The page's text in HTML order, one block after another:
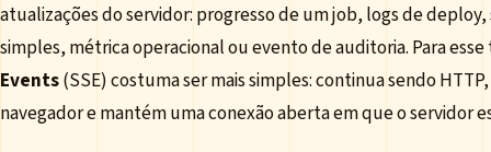
atualizações do servidor: progresso de um job, logs de
simples, métrica operacional ou evento de auditoria. Para
Events(SSE) costuma ser mais simples: continua sendo
navegador e mantém uma conexão aberta em que o servidor